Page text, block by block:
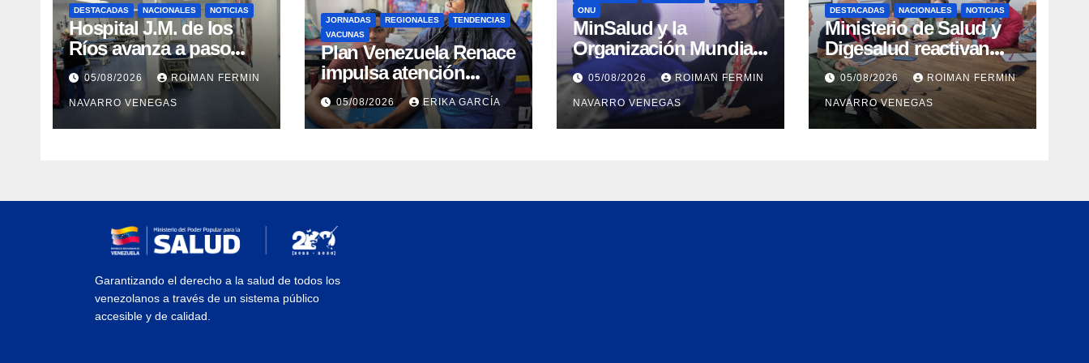
DESTACADAS NACIONALES NOTICIAS
Hospital J.M. de los
Ríos avanza a paso
firme en su
recuperación tras los
recientes eventos
sísmicos
05/08/2026 ROIMAN FERMIN
NAVARRO VENEGAS
JORNADAS REGIONALES
TENDENCIAS
VACUNAS
​Plan Venezuela Renace
impulsa atención
integral a refugiados y
evaluación de
vacunación en Aragua
05/08/2026 ERIKA GARCÍA
ONU
MinSalud y la
Organización Mundial
de la Salud evaluaron
propuesta técnica
integral en materia de
agua saneamiento e
05/08/2026 ROIMAN FERMIN
NAVARRO VENEGAS
DESTACADAS NACIONALES NOTICIAS
Ministerio de Salud y
Digesalud reactivan
lazos para la vigilancia
epidemiológica y el
control de
enfermedades
05/08/2026 ROIMAN FERMIN
NAVARRO VENEGAS
Garantizando el derecho a la salud de todos los
venezolanos a través de un sistema público
accesible y de calidad.